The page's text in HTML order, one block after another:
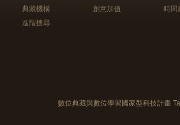
典藏機構
進階搜尋
創意加值
時間
數位典藏與數位學習國家型科技計畫